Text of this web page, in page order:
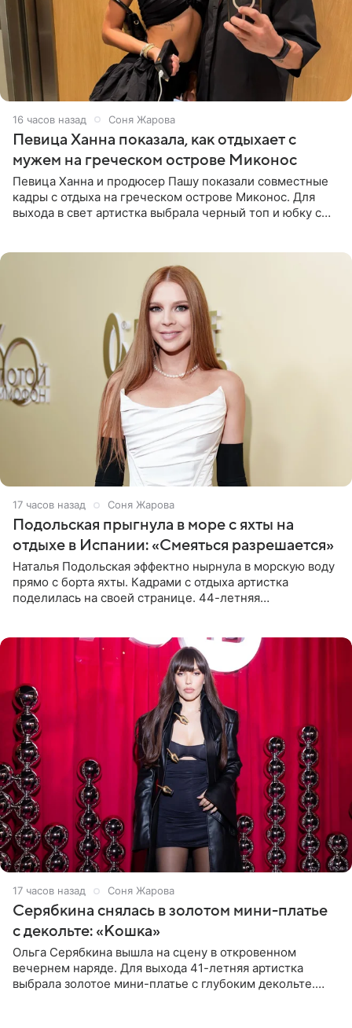
16 часов назад Соня Жарова
Певица Ханна показала, как отдыхает с
мужем на греческом острове Миконос
Певица Ханна и продюсер Пашу показали совместные
кадры с отдыха на греческом острове Миконос. Для
выхода в свет артистка выбрала черный топ и юбку с
17 часов назад Соня Жарова
Подольская прыгнула в море с яхты на
отдыхе в Испании: «Смеяться разрешается»
Наталья Подольская эффектно нырнула в морскую воду
прямо с борта яхты. Кадрами с отдыха артистка
поделилась на своей странице. 44-летняя
17 часов назад Соня Жарова
Серябкина снялась в золотом мини-платье
с декольте: «Кошка»
Ольга Серябкина вышла на сцену в откровенном
вечернем наряде. Для выхода 41-летняя артистка
выбрала золотое мини-платье с глубоким декольте.